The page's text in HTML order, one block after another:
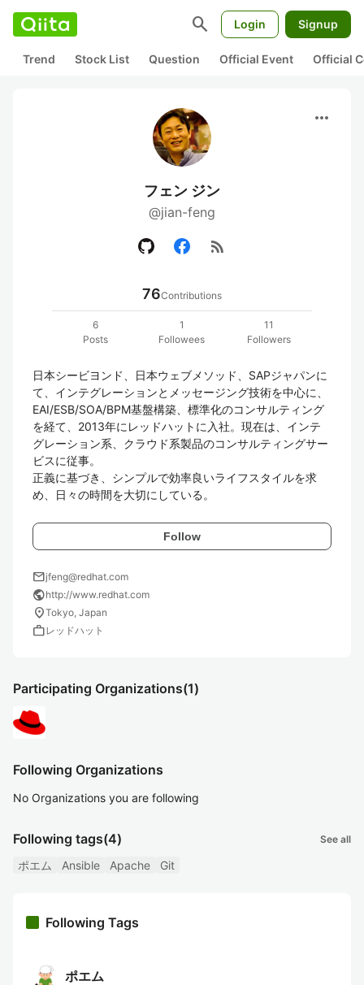
search Login Signup
Trend Stock List Question Official Event Official
more_horiz
フェン ジン
@jian-feng
rss_feed
76Contributions
6
Posts
1
Followees
11
Followers
日本シービヨンド、日本ウェブメソッド、SAPジャパンに
て、インテグレーションとメッセージング技術を中心に、
EAI/ESB/SOA/BPM基盤構築、標準化のコンサルティング
を経て、2013年にレッドハットに入社。現在は、インテ
グレーション系、クラウド系製品のコンサルティングサー
ビスに従事。
正義に基づき、シンプルで効率良いライフスタイルを求
め、日々の時間を大切にしている。
Follow
mailjfeng@redhat.com
publichttp://www.redhat.com
location_onTokyo, Japan
workレッドハット
Participating Organizations(1)
Following Organizations
No Organizations you are following
Following tags(4) See all
ポエム Ansible Apache Git
Following Tags
ポエム